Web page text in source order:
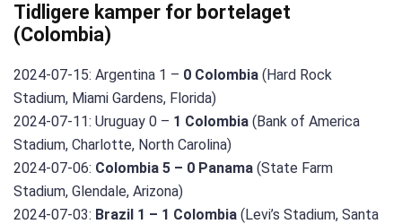
Tidligere kamper for bortelaget
(Colombia)
2024-07-15: Argentina 1 – 0 Colombia (Hard Rock
Stadium, Miami Gardens, Florida)
2024-07-11: Uruguay 0 – 1 Colombia (Bank of America
Stadium, Charlotte, North Carolina)
2024-07-06: Colombia 5 – 0 Panama (State Farm
Stadium, Glendale, Arizona)
2024-07-03: Brazil 1 – 1 Colombia (Levi’s Stadium, Santa